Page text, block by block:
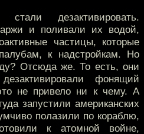
стали дезактивировать.
и поливали их водой,
частицы, которые
к надстройкам. Но
Отсюда же. То есть, они
фонящий
не привело ни к чему. А
запустили американских
полазили по кораблю,
к атомной войне,